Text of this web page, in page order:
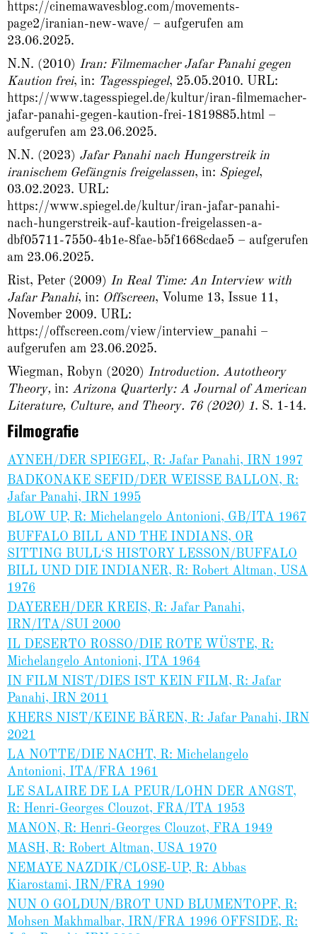
https://cinemawavesblog.com/movements-
page2/iranian-new-wave/ – aufgerufen am
23.06.2025.
N.N. (2010) Iran: Filmemacher Jafar Panahi gegen
Kaution frei, in: Tagesspiegel, 25.05.2010. URL:
https://www.tagesspiegel.de/kultur/iran-filmemacher-
jafar-panahi-gegen-kaution-frei-1819885.html –
aufgerufen am 23.06.2025.
N.N. (2023) Jafar Panahi nach Hungerstreik in
iranischem Gefängnis freigelassen, in: Spiegel,
03.02.2023. URL:
https://www.spiegel.de/kultur/iran-jafar-panahi-
nach-hungerstreik-auf-kaution-freigelassen-a-
dbf05711-7550-4b1e-8fae-b5f1668cdae5 – aufgerufen
am 23.06.2025.
Rist, Peter (2009) In Real Time: An Interview with
Jafar Panahi, in: Offscreen, Volume 13, Issue 11,
November 2009. URL:
https://offscreen.com/view/interview_panahi –
aufgerufen am 23.06.2025.
Wiegman, Robyn (2020) Introduction. Autotheory
Theory, in: Arizona Quarterly: A Journal of American
Literature, Culture, and Theory. 76 (2020) 1. S. 1-14.
Filmografie
AYNEH/DER SPIEGEL, R: Jafar Panahi, IRN 1997
BADKONAKE SEFID/DER WEISSE BALLON, R:
Jafar Panahi, IRN 1995
BLOW UP, R: Michelangelo Antonioni, GB/ITA 1967
BUFFALO BILL AND THE INDIANS, OR
SITTING BULL‘S HISTORY LESSON/BUFFALO
BILL UND DIE INDIANER, R: Robert Altman, USA
1976
DAYEREH/DER KREIS, R: Jafar Panahi,
IRN/ITA/SUI 2000
IL DESERTO ROSSO/DIE ROTE WÜSTE, R:
Michelangelo Antonioni, ITA 1964
IN FILM NIST/DIES IST KEIN FILM, R: Jafar
Panahi, IRN 2011
KHERS NIST/KEINE BÄREN, R: Jafar Panahi, IRN
2021
LA NOTTE/DIE NACHT, R: Michelangelo
Antonioni, ITA/FRA 1961
LE SALAIRE DE LA PEUR/LOHN DER ANGST,
R: Henri-Georges Clouzot, FRA/ITA 1953
MANON, R: Henri-Georges Clouzot, FRA 1949
MASH, R: Robert Altman, USA 1970
NEMAYE NAZDIK/CLOSE-UP, R: Abbas
Kiarostami, IRN/FRA 1990
NUN O GOLDUN/BROT UND BLUMENTOPF, R:
Mohsen Makhmalbar, IRN/FRA 1996 OFFSIDE, R: